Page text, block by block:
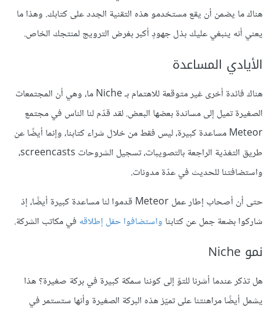
هناك ما يضمن أن يقع مستخدمو هذه التقنية الجدد على كتابك. وهذا ما
يعني أنه ينبغي عليك بذل جهودٍ أكبر بغرض الترويج لمنتجك الخاص.
الأيادي المساعدة
هناك فائدة أخرى غير متوقعة للاهتمام بـ Niche ما، وهي أن المجتمعات
الصغيرة تميل إلى مساندة بعضها البعض. لقد قدّم لنا الناس في مجتمع
Meteor مساعدة كبيرة، ليس فقط من خلال شراء كتابنا، وإنما أيضًا عن
طريق التغذية الراجعة بالتصويبات، تسجيل الشروحات screencasts،
واستضافتنا للحديث في عدّة مدونات.
حتى أن أصحاب إطار عمل Meteor قدموا لنا مساعدة كبيرة أيضًا، إذ
شاركوا بضعة جمل عن كتابنا واستضافوا حفل إطلاقه في مكاتب الشركة.
نمو Niche
هل تذكر عندما أشرنا للتوّ إلى كوننا سمكة كبيرة في بركة صغيرة؟ هذا
يشمل أيضًا مراهنتنا على تميّز هذه البركة الصغيرة وأنها ستستمر في